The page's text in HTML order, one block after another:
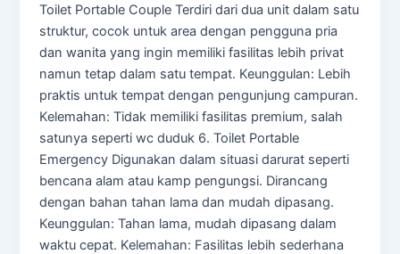
Toilet Portable Couple Terdiri dari dua unit dalam satu
struktur, cocok untuk area dengan pengguna pria
dan wanita yang ingin memiliki fasilitas lebih privat
namun tetap dalam satu tempat. Keunggulan: Lebih
praktis untuk tempat dengan pengunjung campuran.
Kelemahan: Tidak memiliki fasilitas premium, salah
satunya seperti wc duduk 6. Toilet Portable
Emergency Digunakan dalam situasi darurat seperti
bencana alam atau kamp pengungsi. Dirancang
dengan bahan tahan lama dan mudah dipasang.
Keunggulan: Tahan lama, mudah dipasang dalam
waktu cepat. Kelemahan: Fasilitas lebih sederhana